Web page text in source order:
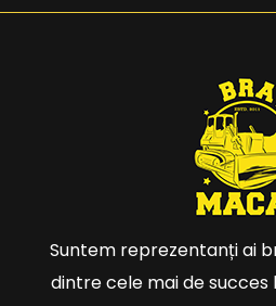
Suntem reprezentanți ai
dintre cele mai de succes